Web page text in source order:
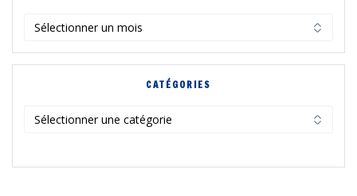
CATÉGORIES